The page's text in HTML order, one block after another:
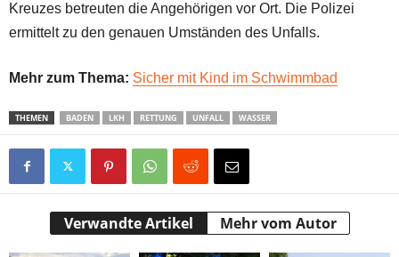
Kreuzes betreuten die Angehörigen vor Ort. Die Polizei
ermittelt zu den genauen Umständen des Unfalls.
Mehr zum Thema: Sicher mit Kind im Schwimmbad
THEMEN BADEN LKH RETTUNG UNFALL WASSER
Verwandte Artikel Mehr vom Autor